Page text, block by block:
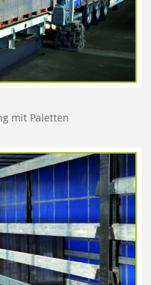
mit Paletten